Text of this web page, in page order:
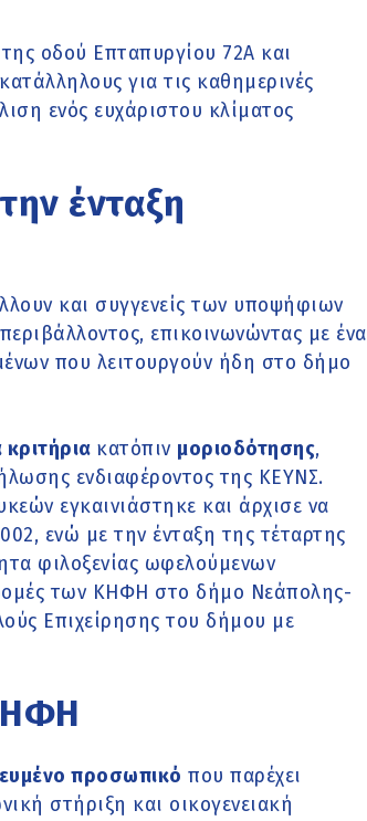
οδού Επταπυργίου 72Α και
για τις καθημερινές
ενός ευχάριστου κλίματος
ένταξη
και συγγενείς των υποψήφιων
επικοινωνώντας με ένα
που λειτουργούν ήδη στο δήμο
κριτήρια κατόπιν μοριοδότησης,
ενδιαφέροντος της ΚΕΥΝΣ.
εγκαινιάστηκε και άρχισε να
ενώ με την ένταξη της τέταρτης
φιλοξενίας ωφελούμενων
δομές των ΚΗΦΗ στο δήμο Νεάπολης-
Επιχείρησης του δήμου με
προσωπικό που παρέχει
στήριξη και οικογενειακή